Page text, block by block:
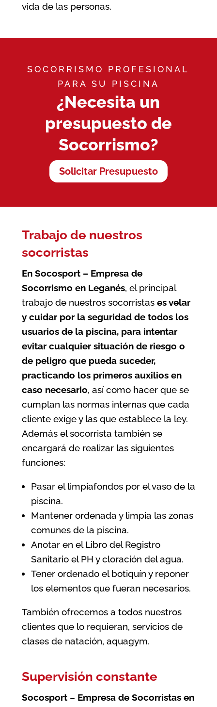
vida de las personas.
SOCORRISMO PROFESIONAL
PARA SU PISCINA
¿Necesita un
presupuesto de
Socorrismo?
Solicitar Presupuesto
Trabajo de nuestros
socorristas
En Socosport – Empresa de
Socorrismo en Leganés, el principal
trabajo de nuestros socorristas es velar
y cuidar por la seguridad de todos los
usuarios de la piscina, para intentar
evitar cualquier situación de riesgo o
de peligro que pueda suceder,
practicando los primeros auxilios en
caso necesario, así como hacer que se
cumplan las normas internas que cada
cliente exige y las que establece la ley.
Además el socorrista también se
encargará de realizar las siguientes
funciones:
Pasar el limpiafondos por el vaso de la
piscina.
Mantener ordenada y limpia las zonas
comunes de la piscina.
Anotar en el Libro del Registro
Sanitario el PH y cloración del agua.
Tener ordenado el botiquín y reponer
los elementos que fueran necesarios.
También ofrecemos a todos nuestros
clientes que lo requieran, servicios de
clases de natación, aquagym.
Supervisión constante
Socosport– Empresa de Socorristas en